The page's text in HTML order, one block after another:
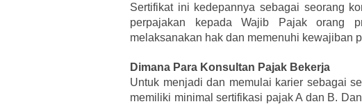
Sertifikat ini kedepannya sebagai seorang
perpajakan kepada Wajib Pajak orang
melaksanakan hak dan memenuhi kewajiban
Dimana Para Konsultan Pajak Bekerja
Untuk menjadi dan memulai karier sebagai
memiliki minimal sertifikasi pajak A dan B.